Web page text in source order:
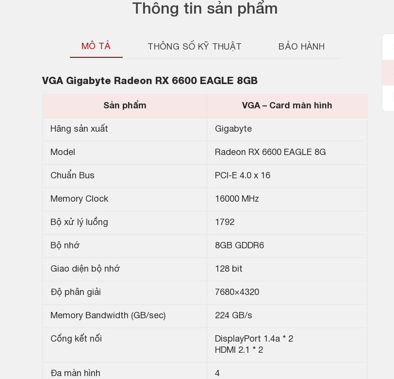
Thông tin sản phẩm
MÔ TẢ THÔNG SỐ KỸ THUẬT BẢO HÀNH
VGA Gigabyte Radeon RX 6600 EAGLE 8GB
Sản phẩm VGA – Card màn hình
Hãng sản xuất Gigabyte
Model Radeon RX 6600 EAGLE 8G
Chuẩn Bus PCI-E 4.0 x 16
Memory Clock 16000 MHz
Bộ xử lý luồng 1792
Bộ nhớ 8GB GDDR6
Giao diện bộ nhớ 128 bit
Độ phân giải 7680×4320
Memory Bandwidth (GB/sec) 224 GB/s
Cổng kết nối
DisplayPort 1.4a * 2
HDMI 2.1 * 2
Đa màn hình 4